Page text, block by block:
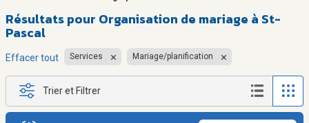
Résultats pour Organisation de mariage à St-
Pascal
Effacer tout Services Mariage/planification
Trier et Filtrer